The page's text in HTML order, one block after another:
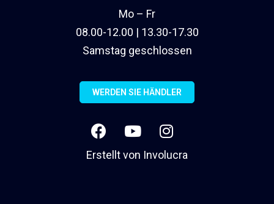
Mo – Fr
08.00-12.00 | 13.30-17.30
Samstag geschlossen
WERDEN SIE HÄNDLER
Erstellt von Involucra